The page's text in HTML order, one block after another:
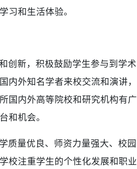
习和生活体验。
创新，积极鼓励学生参与到学术
外知名学者来校交流和演讲，
国内外高等院校和研究机构有广
和机会。
质量优良、师资力量强大、校园
校注重学生的个性化发展和职业